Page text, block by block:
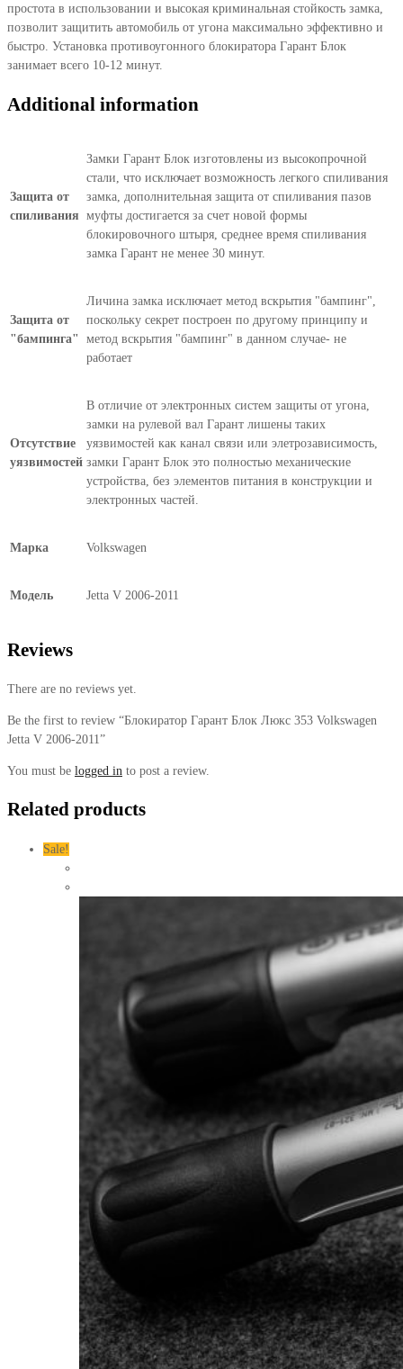
простота в использовании и высокая криминальная стойкость замка,
позволит защитить автомобиль от угона максимально эффективно и
быстро. Установка противоугонного блокиратора Гарант Блок
занимает всего 10-12 минут.
Additional information
Защита от
спиливания
Замки Гарант Блок изготовлены из высокопрочной
стали, что исключает возможность легкого спиливания
замка, дополнительная защита от спиливания пазов
муфты достигается за счет новой формы
блокировочного штыря, среднее время спиливания
замка Гарант не менее 30 минут.
Защита от
"бампинга"
Личина замка исключает метод вскрытия "бампинг",
поскольку секрет построен по другому принципу и
метод вскрытия "бампинг" в данном случае- не
работает
Отсутствие
уязвимостей
В отличие от электронных систем защиты от угона,
замки на рулевой вал Гарант лишены таких
уязвимостей как канал связи или элетрозависимость,
замки Гарант Блок это полностью механические
устройства, без элементов питания в конструкции и
электронных частей.
Марка Volkswagen
Модель Jetta V 2006-2011
Reviews
There are no reviews yet.
Be the first to review “Блокиратор Гарант Блок Люкс 353 Volkswagen
Jetta V 2006-2011”
You must be logged in to post a review.
Related products
Sale!